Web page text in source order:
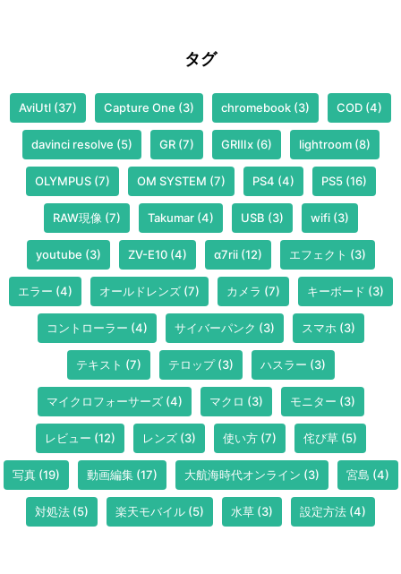
タグ
AviUtl (37) Capture One (3) chromebook (3) COD (4)
davinci resolve (5) GR(7) GRⅢx(6) lightroom(8)
OLYMPUS(7) OM SYSTEM (7) PS4 (4) PS5(16)
RAW現像(7) Takumar(4) USB (3) wifi(3)
youtube (3) ZV-E10(4) α7rii(12) エフェクト (3)
エラー (4) オールドレンズ(7) カメラ (7) キーボード (3)
コントローラー (4) サイバーパンク (3) スマホ (3)
テキスト (7) テロップ(3) ハスラー (3)
マイクロフォーサーズ(4) マクロ (3) モニター (3)
レビュー (12) レンズ(3) 使い方(7) 侘び草(5)
写真(19) 動画編集(17) 大航海時代オンライン (3) 宮島 (4)
対処法 (5) 楽天モバイル (5) 水草 (3) 設定方法 (4)